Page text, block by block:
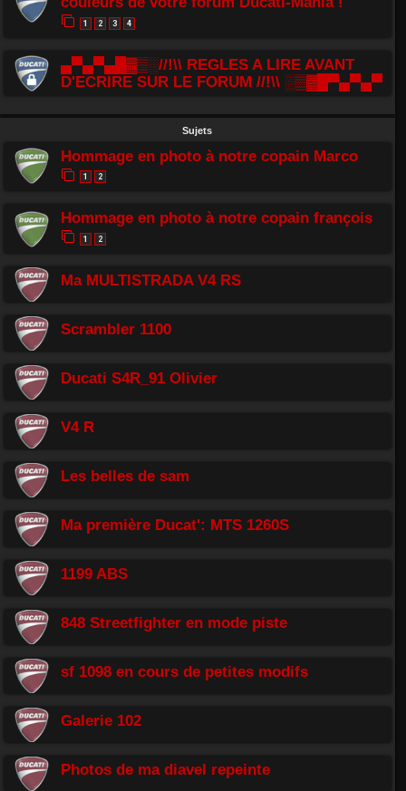
1 2 3 4
▄▀▄▀▄█▓▒░//!\\ REGLES A LIRE AVANT
D'ECRIRE SUR LE FORUM //!\\ ░▒▓█▀▄▀▄▀
Sujets
Hommage en photo à notre copain Marco
1 2
Hommage en photo à notre copain françois
1 2
Ma MULTISTRADA V4 RS
Scrambler 1100
Ducati S4R_91 Olivier
V4 R
Les belles de sam
Ma première Ducat': MTS 1260S
1199 ABS
848 Streetfighter en mode piste
sf 1098 en cours de petites modifs
Galerie 102
Photos de ma diavel repeinte